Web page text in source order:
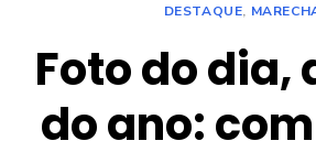
DESTAQUE,
Foto do dia,
do ano: